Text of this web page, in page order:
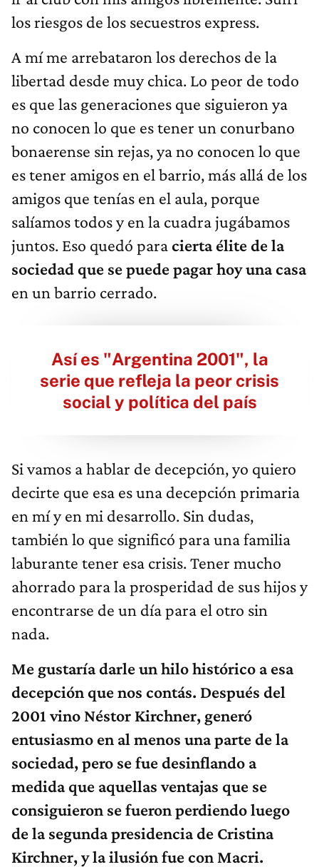
los riesgos de los secuestros express.
A mí me arrebataron los derechos de la
libertad desde muy chica. Lo peor de todo
es que las generaciones que siguieron ya
no conocen lo que es tener un conurbano
bonaerense sin rejas, ya no conocen lo que
es tener amigos en el barrio, más allá de los
amigos que tenías en el aula, porque
salíamos todos y en la cuadra jugábamos
juntos. Eso quedó paracierta élite de la
sociedad que se puede pagar hoy una casa
en un barrio cerrado.
Así es "Argentina 2001", la
serie que refleja la peor crisis
social y política del país
Si vamos a hablar de decepción, yo quiero
decirte que esa es una decepción primaria
en mí y en mi desarrollo. Sin dudas,
también lo que significó para una familia
laburante tener esa crisis. Tener mucho
ahorrado para la prosperidad de sus hijos y
encontrarse de un día para el otro sin
nada.
Me gustaría darle un hilo histórico a esa
decepción que nos contás. Después del
2001 vino Néstor Kirchner, generó
entusiasmo en al menos una parte de la
sociedad, pero se fue desinflando a
medida que aquellas ventajas que se
consiguieron se fueron perdiendo luego
de la segunda presidencia de Cristina
Kirchner, y la ilusión fue con Macri.